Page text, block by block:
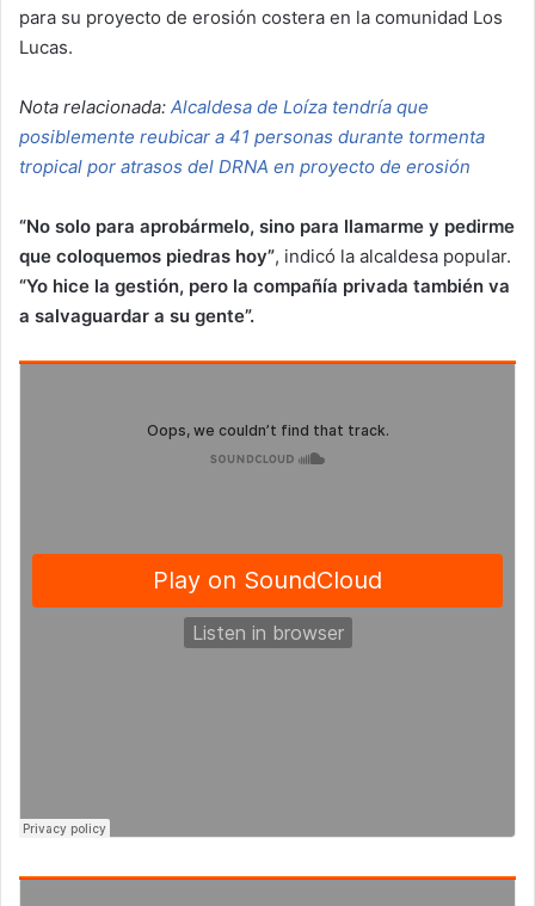
para su proyecto de erosión costera en la comunidad Los
Lucas.
Nota relacionada: Alcaldesa de Loíza tendría que
posiblemente reubicar a 41 personas durante tormenta
tropical por atrasos del DRNA en proyecto de erosión
“No solo para aprobármelo, sino para llamarme y pedirme
que coloquemos piedras hoy”, indicó la alcaldesa popular.
“Yo hice la gestión, pero la compañía privada también va
a salvaguardar a su gente”.